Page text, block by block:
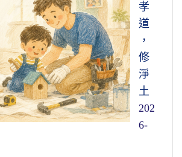
孝
道
，
修
淨
土
202
6-